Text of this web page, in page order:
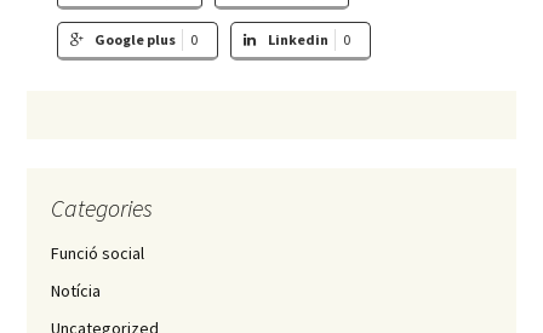
Google plus 0 Linkedin 0
Categories
Funció social
Notícia
Uncategorized